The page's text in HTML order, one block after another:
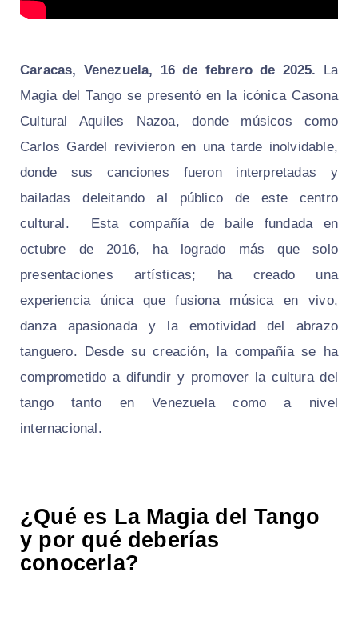
Caracas, Venezuela, 16 de febrero de 2025. La
Magia del Tango se presentó en la icónica Casona
Cultural Aquiles Nazoa, donde músicos como
Carlos Gardel revivieron en una tarde inolvidable,
donde sus canciones fueron interpretadas y
bailadas deleitando al público de este centro
cultural. Esta compañía de baile fundada en
octubre de 2016, ha logrado más que solo
presentaciones artísticas; ha creado una
experiencia única que fusiona música en vivo,
danza apasionada y la emotividad del abrazo
tanguero. Desde su creación, la compañía se ha
comprometido a difundir y promover la cultura del
tango tanto en Venezuela como a nivel
internacional.
¿Qué es La Magia del Tango
y por qué deberías
conocerla?